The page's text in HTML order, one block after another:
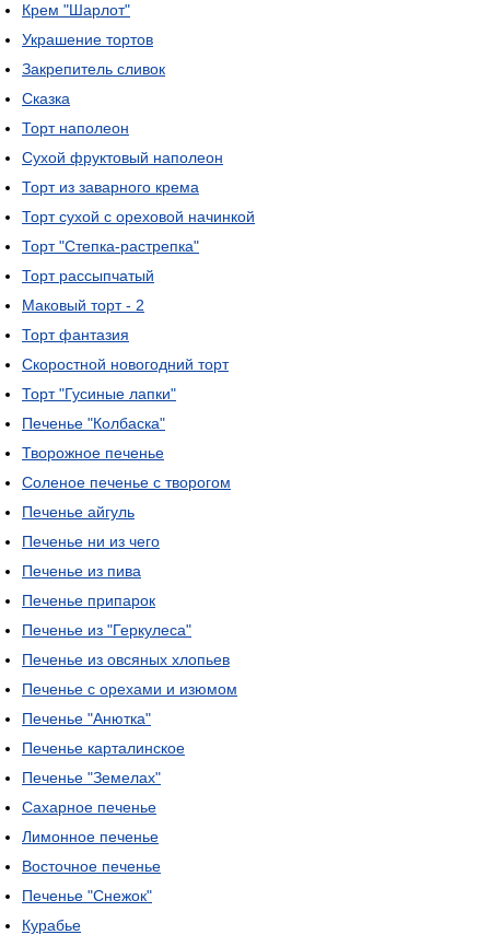
Крем "Шарлот"
Украшение тортов
Закрепитель сливок
Сказка
Торт наполеон
Сухой фруктовый наполеон
Торт из заварного крема
Торт сухой с ореховой начинкой
Торт "Степка-растрепка"
Торт рассыпчатый
Маковый торт - 2
Торт фантазия
Скоростной новогодний торт
Торт "Гусиные лапки"
Печенье "Колбаска"
Творожное печенье
Соленое печенье с творогом
Печенье айгуль
Печенье ни из чего
Печенье из пива
Печенье припарок
Печенье из "Геркулеса"
Печенье из овсяных хлопьев
Печенье с орехами и изюмом
Печенье "Анютка"
Печенье карталинское
Печенье "Земелах"
Сахарное печенье
Лимонное печенье
Восточное печенье
Печенье "Снежок"
Курабье